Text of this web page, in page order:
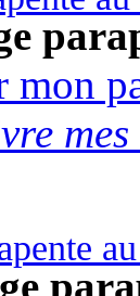
mon
mes